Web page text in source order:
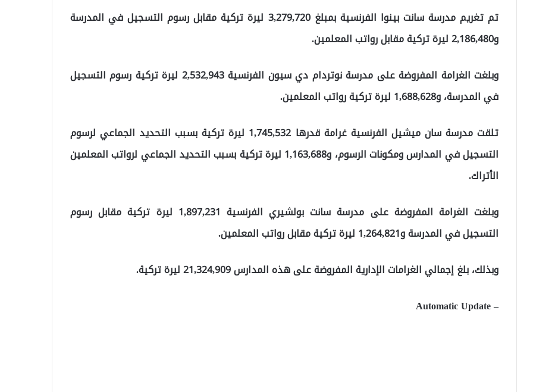
تم تغريم مدرسة سانت بينوا الفرنسية بمبلغ 3,279,720 ليرة تركية مقابل رسوم التسجيل في المدرسة
و2,186,480 ليرة تركية مقابل رواتب المعلمين.
وبلغت الغرامة المفروضة على مدرسة نوتردام دي سيون الفرنسية 2,532,943 ليرة تركية رسوم التسجيل
في المدرسة، و1,688,628 ليرة تركية رواتب المعلمين.
تلقت مدرسة سان ميشيل الفرنسية غرامة قدرها 1,745,532 ليرة تركية بسبب التحديد الجماعي لرسوم
التسجيل في المدارس ومكونات الرسوم، و1,163,688 ليرة تركية بسبب التحديد الجماعي لرواتب المعلمين
الأتراك.
وبلغت الغرامة المفروضة على مدرسة سانت بولشيري الفرنسية 1,897,231 ليرة تركية مقابل رسوم
التسجيل في المدرسة و1,264,821 ليرة تركية مقابل رواتب المعلمين.
وبذلك، بلغ إجمالي الغرامات الإدارية المفروضة على هذه المدارس 21,324,909 ليرة تركية.
– Automatic Update